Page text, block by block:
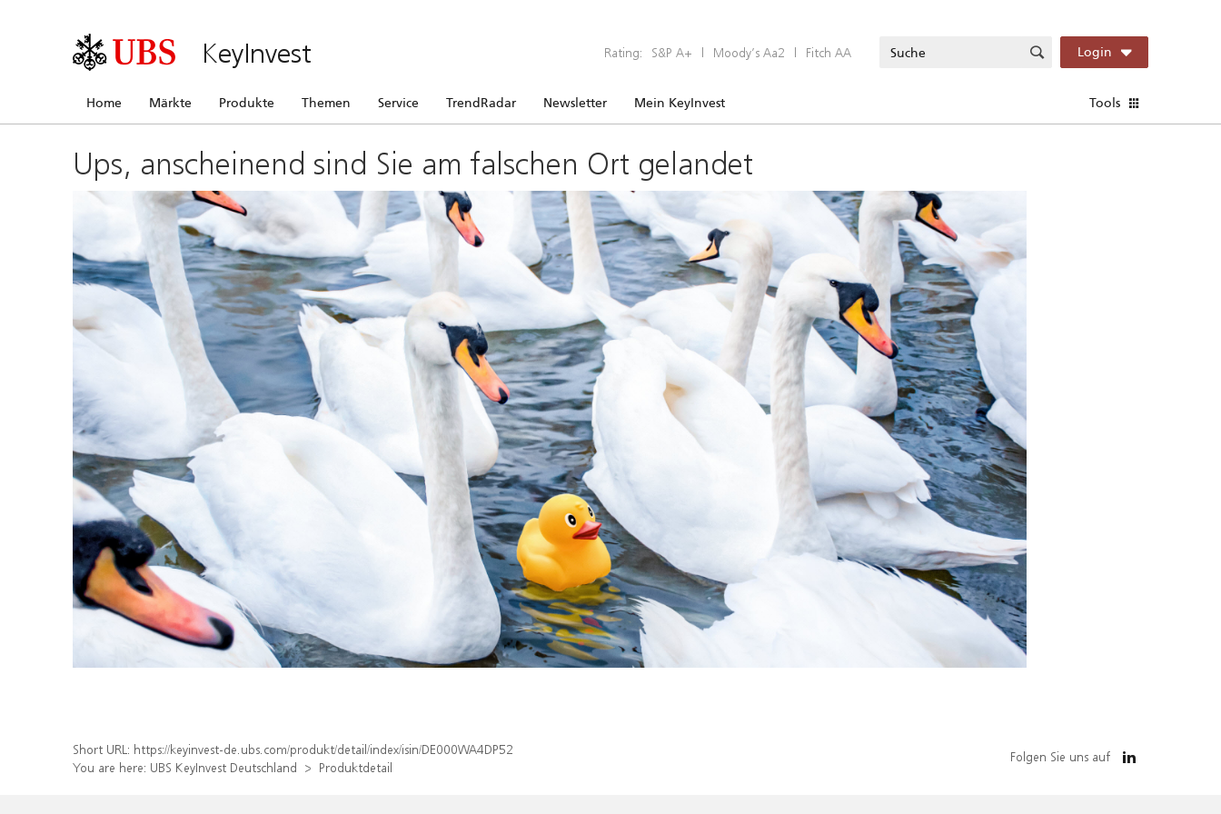
KeyInvest Rating: S&P A+ | Moody’s Aa2 | Fitch AA Login
Home Märkte Produkte Themen Service TrendRadar Newsletter Mein KeyInvest Tools
Ups, anscheinend sind Sie am falschen Ort gelandet
Short URL: https://keyinvest-de.ubs.com/produkt/detail/index/isin/DE000WA4DP52
You are here: UBS KeyInvest Deutschland Produktdetail
Folgen Sie uns auf